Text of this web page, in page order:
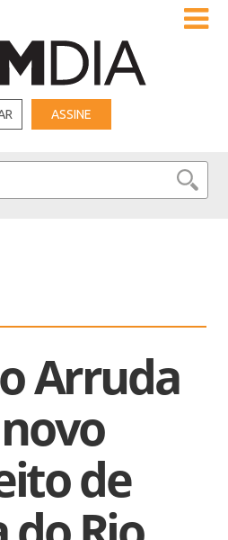
ASSINE
Arruda
de